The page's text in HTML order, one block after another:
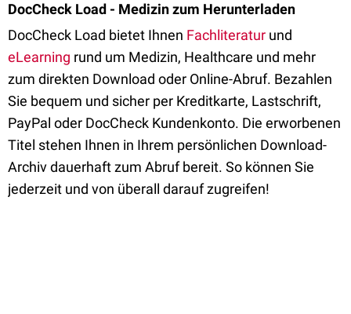
DocCheck Load - Medizin zum Herunterladen
DocCheck Load bietet Ihnen Fachliteratur und
eLearning rund um Medizin, Healthcare und mehr
zum direkten Download oder Online-Abruf. Bezahlen
Sie bequem und sicher per Kreditkarte, Lastschrift,
PayPal oder DocCheck Kundenkonto. Die erworbenen
Titel stehen Ihnen in Ihrem persönlichen Download-
Archiv dauerhaft zum Abruf bereit. So können Sie
jederzeit und von überall darauf zugreifen!